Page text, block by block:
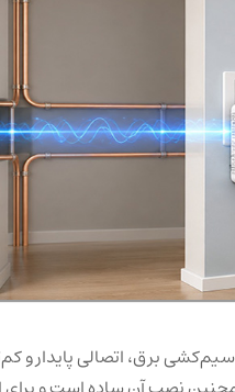
از سیم‌کشی برق، اتصالی